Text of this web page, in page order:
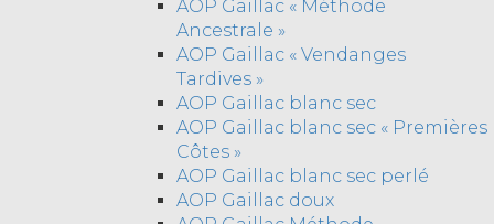
AOP Gaillac « Méthode
Ancestrale »
AOP Gaillac « Vendanges
Tardives »
AOP Gaillac blanc sec
AOP Gaillac blanc sec « Premières
Côtes »
AOP Gaillac blanc sec perlé
AOP Gaillac doux